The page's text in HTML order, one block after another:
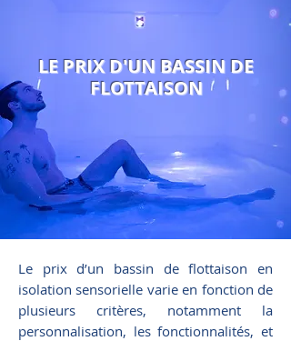
LE PRIX D'UN BASSIN DE
FLOTTAISON
Le prix d’un bassin de flottaison en
isolation sensorielle varie en fonction de
plusieurs critères, notamment la
personnalisation, les fonctionnalités, et